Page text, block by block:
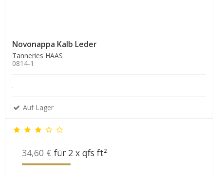
Novonappa Kalb Leder
Tanneries HAAS
0814-1
.
Auf Lager
34,60 € für 2 x qfs ft²